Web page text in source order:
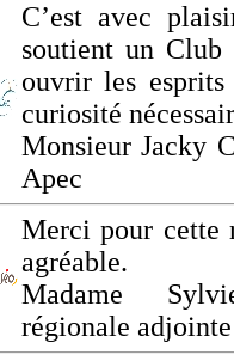
C’est avec
soutient un Club
ouvrir les
curiosité
Monsieur Jacky
Apec
Merci pour cette
agréable.
Madame
régionale